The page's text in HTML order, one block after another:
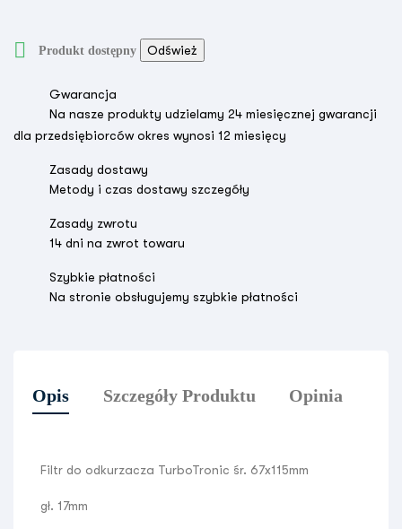
 Produkt dostępny
Gwarancja
Na nasze produkty udzielamy 24 miesięcznej gwarancji
dla przedsiębiorców okres wynosi 12 miesięcy
Zasady dostawy
Metody i czas dostawy szczegóły
Zasady zwrotu
14 dni na zwrot towaru
Szybkie płatności
Na stronie obsługujemy szybkie płatności
Opis Szczegóły Produktu Opinia
Filtr do odkurzacza TurboTronic śr. 67x115mm
gł. 17mm